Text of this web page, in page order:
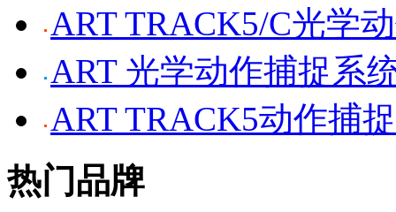
ART TRACK5/C光学
ART 光学动作捕捉系
ART TRACK5动作捕
热门品牌